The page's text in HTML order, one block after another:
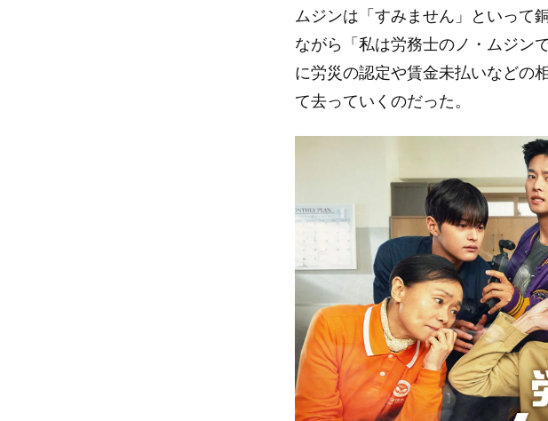
ムジンは「すみません」といって
ながら「私は労務士のノ・ムジン
に労災の認定や賃金未払いなどの
て去っていくのだった。